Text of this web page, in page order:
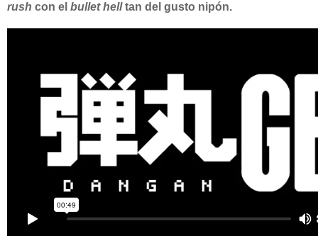
rush con el bullet helltan del gusto nipón.